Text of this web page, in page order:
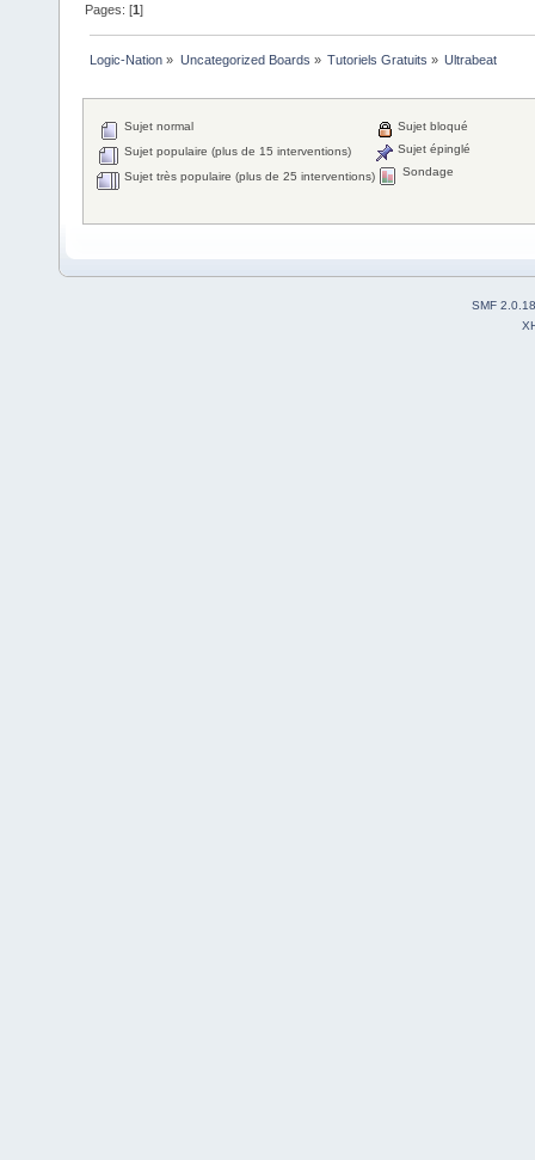
Pages: [1]
Logic-Nation » Uncategorized Boards » Tutoriels Gratuits » Ultrabeat
Sujet normal
Sujet populaire (plus de 15 interventions)
Sujet très populaire (plus de 25 interventions)
Sujet bloqué
Sujet épinglé
Sondage
SMF 2.0.18